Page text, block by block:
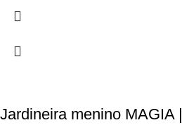
Jardineira menino MAGIA